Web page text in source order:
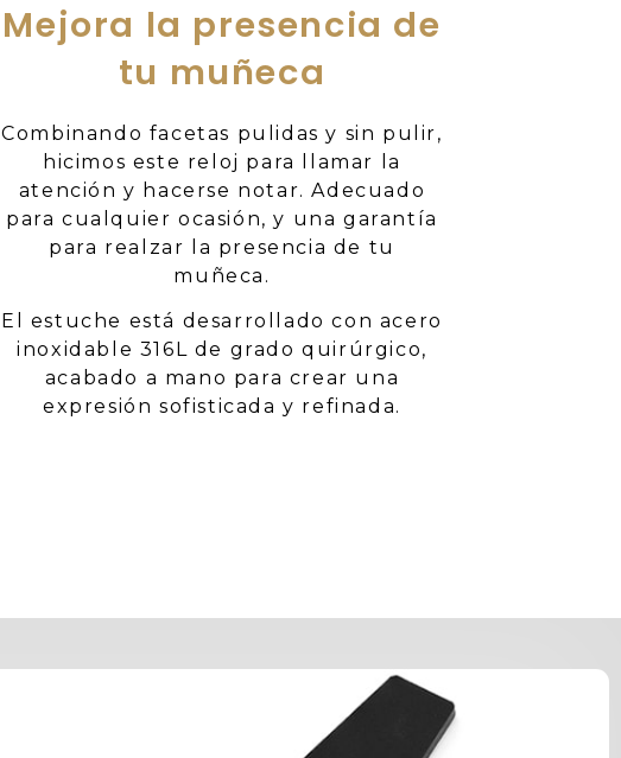
Mejora la presencia de
tu muñeca
Combinando facetas pulidas y sin pulir,
hicimos este reloj para llamar la
atención y hacerse notar. Adecuado
para cualquier ocasión, y una garantía
para realzar la presencia de tu
muñeca.
El estuche está desarrollado con acero
inoxidable 316L de grado quirúrgico,
acabado a mano para crear una
expresión sofisticada y refinada.